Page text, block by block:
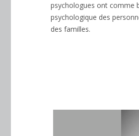
psychologues ont comme
psychologique des
des familles.